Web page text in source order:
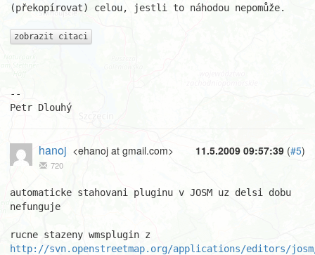
(překopírovat) celou, jestli to náhodou nepomůže.
zobrazit citaci
--
Petr Dlouhý
11.5.2009 09:57:39 (#5)
hanoj <ehanoj at gmail.com>
720
automaticke stahovani pluginu v JOSM uz delsi dobu
nefunguje
http://svn.openstreetmap.org/applications/editors/